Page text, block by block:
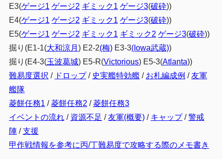
E3(ゲージ1 ゲージ2 ギミック1 ゲージ3(破砕))
E4(ゲージ1 ゲージ2 ギミック1 ゲージ3(破砕))
E5(ゲージ1 ゲージ2 ギミック1 ギミック2 ゲージ3(破砕))
掘り(E1-1(大和涼月 ) E2-2(梅)E3-3(Iowa武蔵))
掘り(E4-3(玉波葛城) E5-R(Victorious) E5-3(Atlanta))
難易度選択 / ドロップ/ 史実艦特効艦/ お札編成例 /友軍
艦隊
菱餅任務1 /菱餅任務2 /菱餅任務3
イベントの流れ/ 資源不足 /友軍(概要)/ キャップ/警戒
陣/支援
甲作戦情報を参考に丙/丁難易度で攻略する際のメモ書き